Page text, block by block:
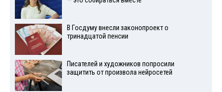
В Госдуму внесли законопроект о
тринадцатой пенсии
Писателей и художников попросили
защитить от произвола нейросетей